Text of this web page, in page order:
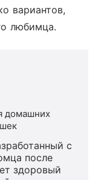
вариантов,
любимца.
домашних
с
после
здоровый